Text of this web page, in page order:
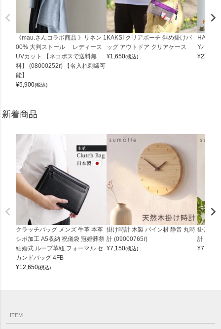
《mau.さんコラボ商品 》リネン 1
00% 大判ストール レディース
UVカット 【ネコポスで送料無
料】 (08000252r) 【名入れ刺繍可
能】
¥5,900(税込)
KAKSI クリアポーチ 斜め掛けバ
ッグ アウトドア クリアケース
¥1,650(税込)
Yバッグ
¥22,000
新着商品
クラッチバッグ メンズ 牛革 本革
シボ加工 A5収納 祝儀袋 冠婚葬祭
結婚式 ループ革紐 フォーマル セ
カンドバッグ 4FB
¥12,650(税込)
掛け時計 木製 パイン材 静音 丸時
計 (09000765r)
¥7,150(税込)
掛け時
計
¥7,150
ITEM